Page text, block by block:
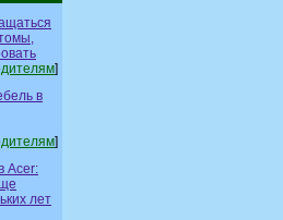
]
в
]
Acer:
лет